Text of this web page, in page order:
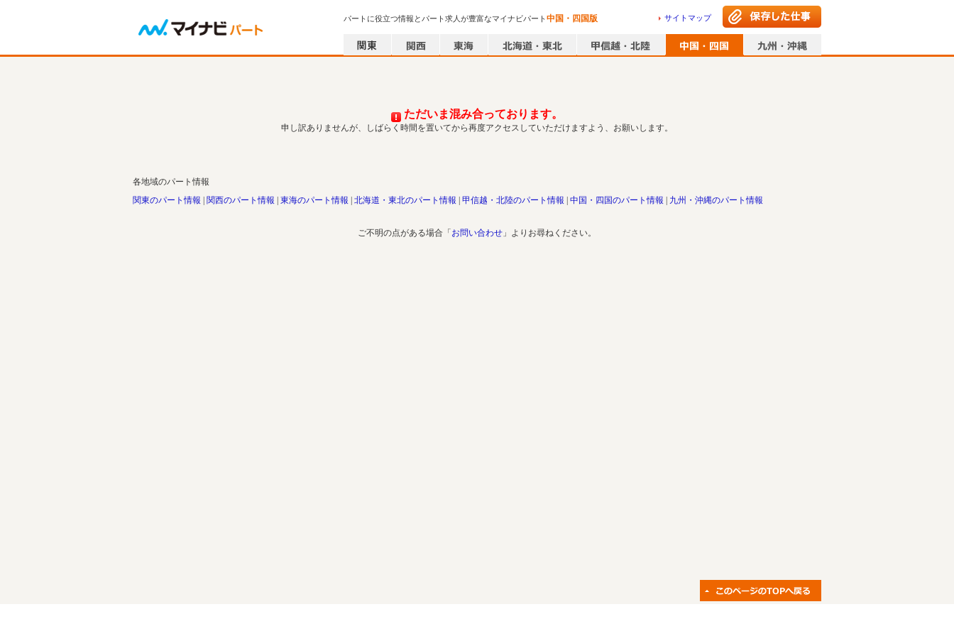
パートに役立つ情報とパート求人が豊富なマイナビパート中国・四国版 サイトマップ
ただいま混み合っております。
申し訳ありませんが、しばらく時間を置いてから再度アクセスしていただけますよう、お願いします。
各地域のパート情報
関東のパート情報
関西のパート情報 東海のパート情報 北海道・東北のパート情報 甲信越・北陸のパート情報 中国・四国のパート情報 九州・沖縄のパート情報
ご不明の点がある場合「 お問い合わせ 」よりお尋ねください。